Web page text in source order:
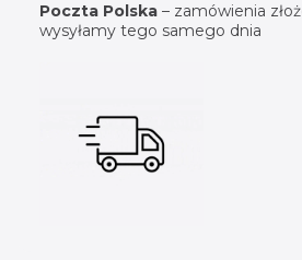
Poczta Polska – zamówienia
wysyłamy tego samego dnia